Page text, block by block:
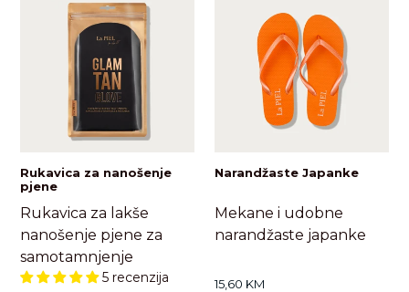
Rukavica za nanošenje
pjene
Rukavica za lakše
nanošenje pjene za
samotamnjenje
5 recenzija
Narandžaste Japanke
Mekane i udobne
narandžaste japanke
Standardna
15,60 KM